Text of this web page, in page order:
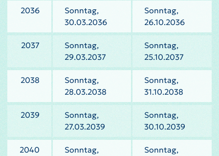
2036
Sonntag,
30.03.2036
Sonntag,
26.10.2036
2037
Sonntag,
29.03.2037
Sonntag,
25.10.2037
2038
Sonntag,
28.03.2038
Sonntag,
31.10.2038
2039
Sonntag,
27.03.2039
Sonntag,
30.10.2039
2040
Sonntag,
Sonntag,